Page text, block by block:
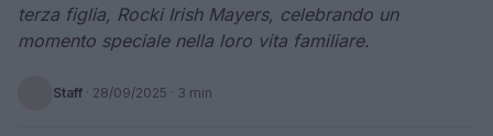
terza figlia, Rocki Irish Mayers, celebrando un
momento speciale nella loro vita familiare.
Staff · 28/09/2025 · 3 min